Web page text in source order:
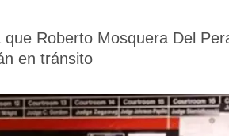
Roberto Mosquera Del
en tránsito